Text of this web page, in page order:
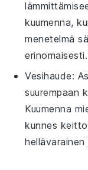
kuumenna,
menetelmä
erinomaisesti.
Vesihaude:
suurempaan
Kuumenna
kunnes